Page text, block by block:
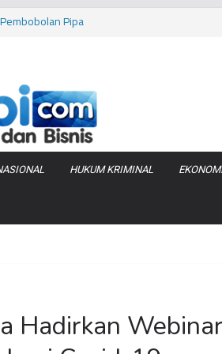
Pipa
Produksi Air
Jabung
HUKUM KRIMINAL
Hadirkan